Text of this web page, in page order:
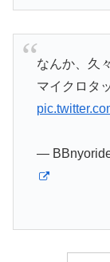
なんか、久
マイクロタ
—